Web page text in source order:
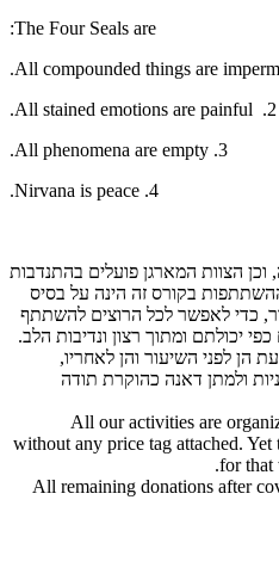
The Four Seals are:
2. All stained emotions are painful.
3. All phenomena are empty.
4. Nirvana is peace.
הצוות המארגן פועלים בהתנדבות
בקורס זה הינה על בסיס
כדי לאפשר לכל הרוצים להשתתף
יכולתם ומתוך רצון ונדיבות הלב.
הן לפני השיעור והן לאחריו,
ולמתן דאנה כהוקרת תודה
All our activities are
without any price tag attached. Yet
for that
All remaining donations after